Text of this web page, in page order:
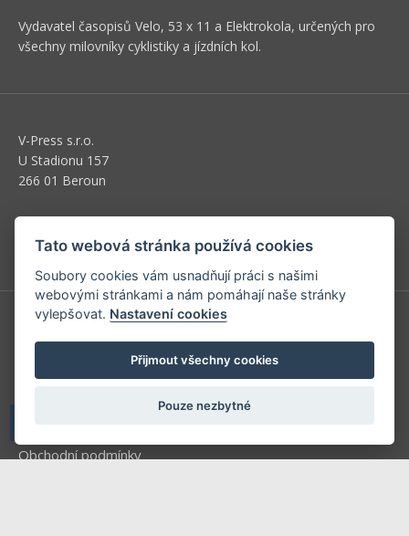
Vydavatel časopisů Velo, 53 x 11 a Elektrokola, určených pro
všechny milovníky cyklistiky a jízdních kol.
V-Press s.r.o.
U Stadionu 157
266 01 Beroun
E-mail:predplatne@vpress.cz
Redakce
Obchodní podmínky
Tato webová stránka používá cookies
Soubory cookies vám usnadňují práci s našimi
webovými stránkami a nám pomáhají naše stránky
vylepšovat. Nastavení cookies
Přijmout všechny cookies
Pouze nezbytné